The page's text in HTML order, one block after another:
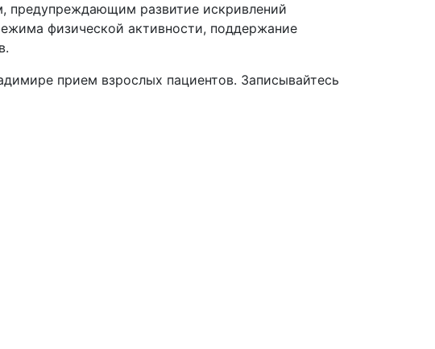
предупреждающим развитие искривлений
физической активности, поддержание
прием взрослых пациентов. Записывайтесь